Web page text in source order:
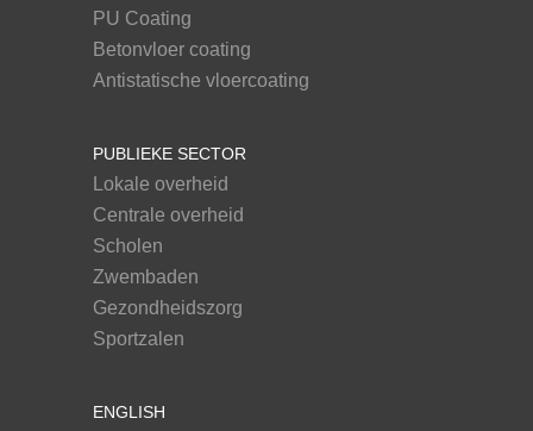
PU Coating
Betonvloer coating
Antistatische vloercoating
PUBLIEKE SECTOR
Lokale overheid
Centrale overheid
Scholen
Zwembaden
Gezondheidszorg
Sportzalen
ENGLISH